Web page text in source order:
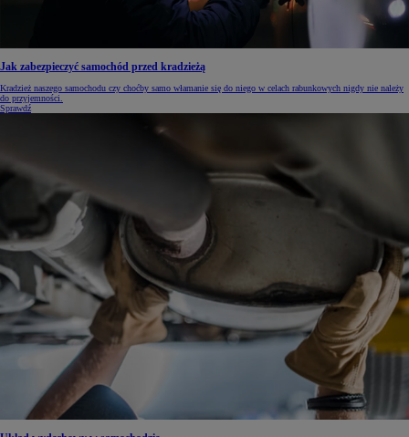
Jak zabezpieczyć samochód przed kradzieżą
Kradzież naszego samochodu czy choćby samo włamanie się do niego w celach rabunkowych nigdy nie należy
do przyjemności.
Sprawdź